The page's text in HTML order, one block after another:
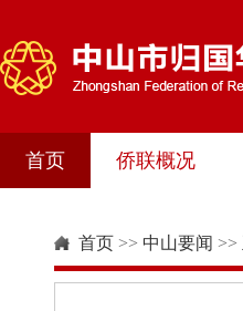
首页 侨联概况
首页 >> 中山要闻 >>